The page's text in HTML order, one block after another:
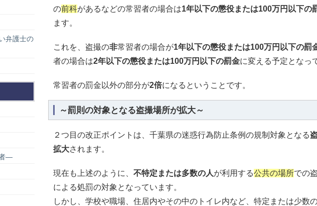
の前科があるなどの常習者の場合は1年以下の懲役または100万円以下の
ます。
これを、盗撮の非常習者の場合が1年以下の懲役または100万円以下の罰
者の場合は2年以下の懲役または100万円以下の罰金に変える予定となっ
常習者の罰金以外の部分が2倍になるということです。
～罰則の対象となる盗撮場所が拡大～
２つ目の改正ポイントは、千葉県の迷惑行為防止条例の規制対象となる
拡大されます。
現在も上述のように、 不特定または多数の人が利用する公共の場所での
による処罰の対象となっています。
しかし、学校や職場、住居内やその中のトイレ内など、特定または少数
弁護士の
―